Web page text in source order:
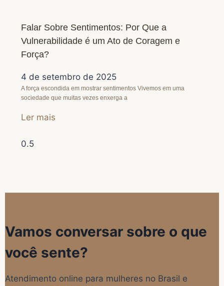
Falar Sobre Sentimentos: Por Que a
Vulnerabilidade é um Ato de Coragem e
Força?
4 de setembro de 2025
A força escondida em mostrar sentimentos Vivemos em uma
sociedade que muitas vezes enxerga a
Ler mais
Vamos conversar sobre o que
você sente?
Atendimento online para mulheres no Brasil e